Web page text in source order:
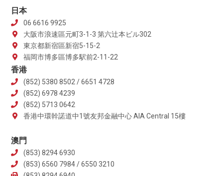
日本
06 6616 9925
大阪市浪速區元町3-1-3 第六辻本ビル302
東京都新宿區新宿5-15-2
福岡市博多區博多駅前2-11-22
香港
(852) 5380 8502 / 6651 4728
(852) 6978 4239
(852) 5713 0642
香港中環幹諾道中1號友邦金融中心 AIA Central 15樓
澳門
(853) 8294 6930
(853) 6560 7984 / 6550 3210